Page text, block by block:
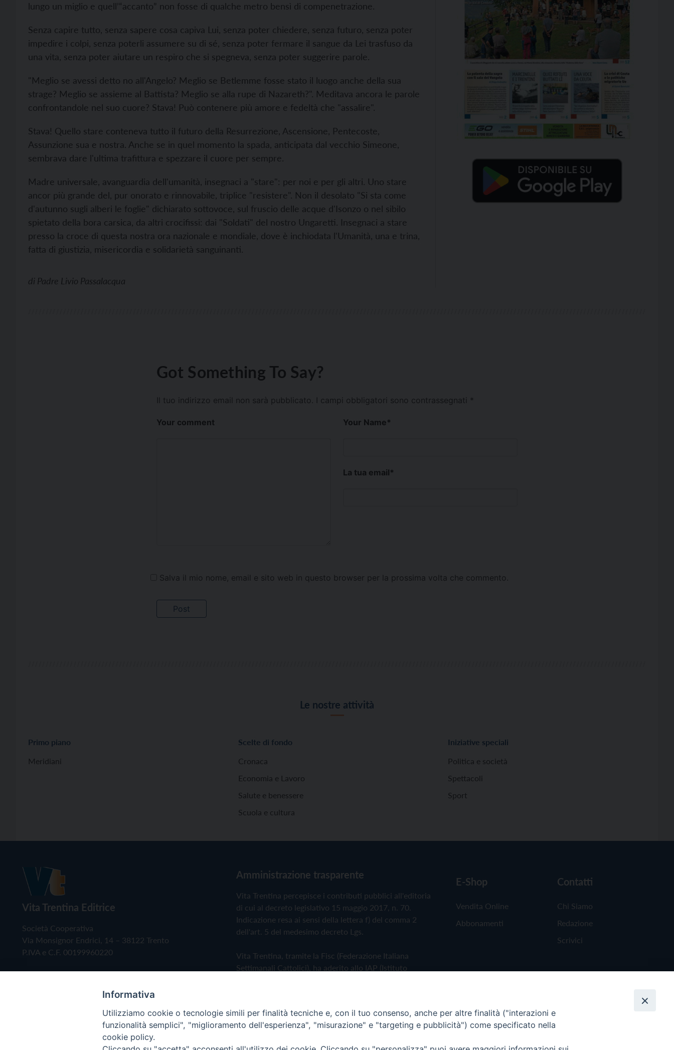
lungo un miglio e quell’“accanto” non fosse di qualche metro bensì di compenetrazione.
Senza capire tutto, senza sapere cosa capiva Lui, senza poter chiedere, senza futuro, senza poter
impedire i colpi, senza poterli assumere su di sé, senza poter fermare il sangue da Lei trasfuso da
una vita, senza poter aiutare un respiro che si spegneva, senza poter suggerire parole.
"Meglio se avessi detto no all'Angelo? Meglio se Betlemme fosse stato il luogo anche della sua
strage? Meglio se assieme al Battista? Meglio se alla rupe di Nazareth?". Meditava ancora le parole
confrontandole nel suo cuore? Stava! Può contenere più amore e fedeltà che "assalire".
Stava! Quello stare conteneva tutto il futuro della Resurrezione, Ascensione, Pentecoste,
Assunzione sua e nostra. Anche se in quel momento la spada, anticipata dal vecchio Simeone,
sembrava dare l'ultima trafittura e spezzare il cuore per sempre.
Madre universale, avanguardia dell'umanità, insegnaci a "stare": per noi e per gli altri. Uno stare
ancor più grande del, pur onorato e rinnovabile, triplice "resistere". Non il desolato "Si sta come
d'autunno sugli alberi le foglie" dichiarato sottovoce, sul fruscio delle acque d'Isonzo o nel sibilo
spietato della bora carsica, da altri crocifissi: dai "Soldati" del nostro Ungaretti. Insegnaci a stare
presso la croce di questa nostra ora nazionale e mondiale, dove è inchiodata l'Umanità, una e trina,
fatta di giustizia, misericordia e solidarietà sanguinanti.
di Padre Livio Passalacqua
Got Something To Say?
Il tuo indirizzo email non sarà pubblicato. I campi obbligatori sono contrassegnati *
Your comment Your Name*
La tua email*
Salva il mio nome, email e sito web in questo browser per la prossima volta che commento.
Le nostre attività
Primo piano
Meridiani
Scelte di fondo
Cronaca
Economia e Lavoro
Salute e benessere
Scuola e cultura
Iniziative speciali
Politica e società
Spettacoli
Sport
Vita Trentina Editrice
Società Cooperativa
Via Monsignor Endrici, 14 – 38122 Trento
P.IVA e C.F. 00199960220
Amministrazione trasparente
Vita Trentina percepisce i contributi pubblici all'editoria
di cui al decreto legislativo 15 maggio 2017, n. 70.
Indicazione resa ai sensi della lettera f) del comma 2
dell'art. 5 del medesimo decreto Lgs.
Vita Trentina, tramite la Fisc (Federazione Italiana
Settimanali Cattolici), ha aderito allo IAP (Istituto
Privacy Policy Cookie Policy
E-Shop
Vendita Online
Abbonamenti
Contatti
Chi Siamo
Redazione
Scrivici
Informativa
Utilizziamo cookie o tecnologie simili per finalità tecniche e, con il tuo consenso, anche per altre finalità ("interazioni e
funzionalità semplici", "miglioramento dell'esperienza", "misurazione" e "targeting e pubblicità") come specificato nella
cookie policy.